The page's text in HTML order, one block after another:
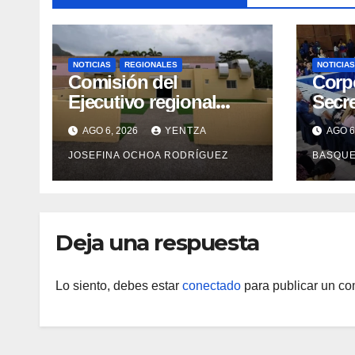
NOTICIAS REGIONALES
Comisión del
Ejecutivo regional
inspeccionó obras de
recuperación en la
Maternidad Integral
Aragua
AGO 6, 2026 YENTZA
JOSEFINA OCHOA RODRÍGUEZ
NOTICIAS
enAGO
Deja una respuesta
Lo siento, debes estar conectado para publicar un